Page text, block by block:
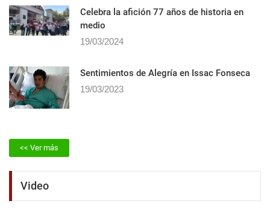
Celebra la afición 77 años de historia en
medio
19/03/2024
Sentimientos de Alegrí­a en Issac Fonseca
19/03/2023
<< Ver más
Video